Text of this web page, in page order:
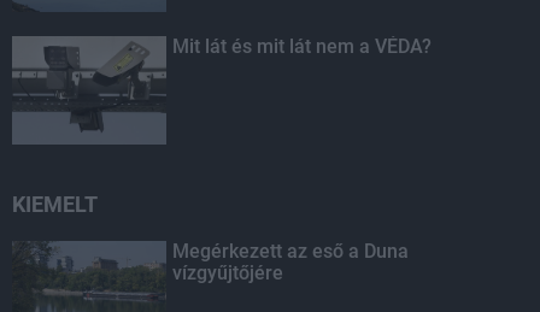
Mit lát és mit lát nem a VÉDA?
KIEMELT
Megérkezett az eső a Duna
vízgyűjtőjére